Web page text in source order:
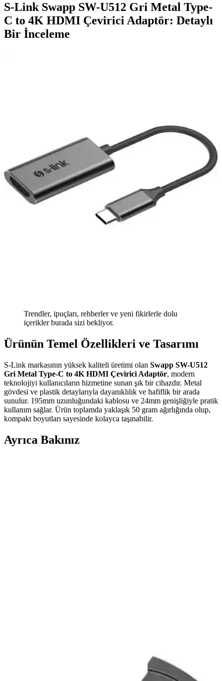
S-Link Swapp SW-U512 Gri Metal Type-
C to 4K HDMI Çevirici Adaptör: Detaylı
Bir İnceleme
Trendler, ipuçları, rehberler ve yeni fikirlerle dolu
içerikler burada sizi bekliyor.
Ürünün Temel Özellikleri ve Tasarımı
S-Link markasının yüksek kaliteli üretimi olan Swapp SW-U512
Gri Metal Type-C to 4K HDMI Çevirici Adaptör, modern
teknolojiyi kullanıcıların hizmetine sunan şık bir cihazdır. Metal
gövdesi ve plastik detaylarıyla dayanıklılık ve hafiflik bir arada
sunulur. 195mm uzunluğundaki kablosu ve 24mm genişliğiyle pratik
kullanım sağlar. Ürün toplamda yaklaşık 50 gram ağırlığında olup,
kompakt boyutları sayesinde kolayca taşınabilir.
Ayrıca Bakınız
Elevats Premium İngiliz Erkek Fişli Seyahat Adaptörü, çoklu ülke
uyumu ve yüksek kalite ile seyahatlerde elektrikli cihazlarınızı